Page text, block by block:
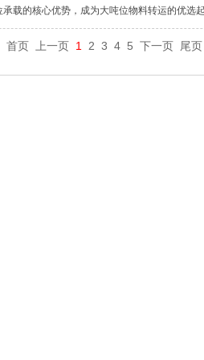
载的核心优势，成为大吨位物料转运的优选
首页 上一页 1 2 3 4 5 下一页 尾页